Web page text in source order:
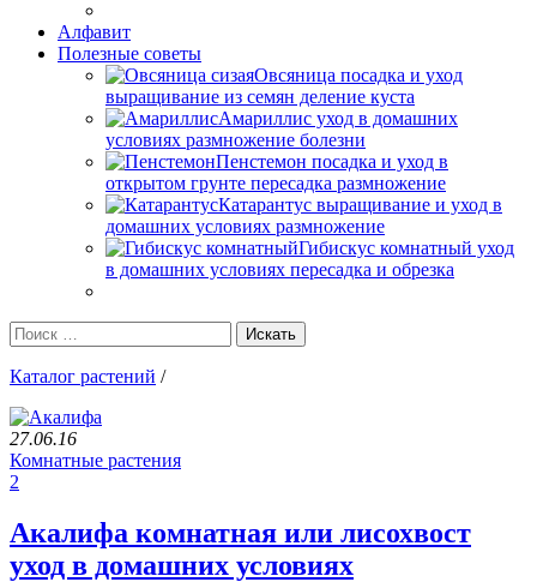
Алфавит
Полезные советы
Овсяница посадка и уход
выращивание из семян деление куста
Амариллис уход в домашних
условиях размножение болезни
Пенстемон посадка и уход в
открытом грунте пересадка размножение
Катарантус выращивание и уход в
домашних условиях размножение
Гибискус комнатный уход
в домашних условиях пересадка и обрезка
Каталог растений /
27.06.16
Комнатные растения
2
Акалифа комнатная или лисохвост
уход в домашних условиях